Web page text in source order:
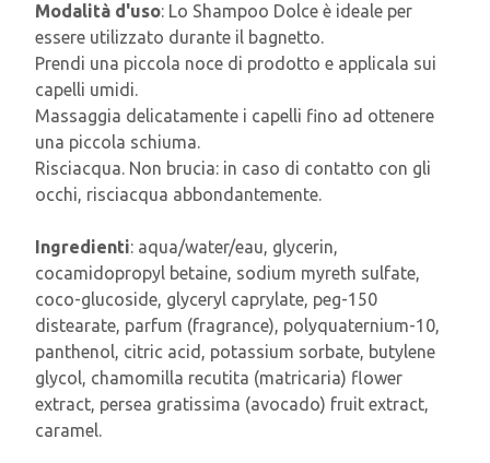
Modalità d'uso: Lo Shampoo Dolce è ideale per
essere utilizzato durante il bagnetto.
Prendi una piccola noce di prodotto e applicala sui
capelli umidi.
Massaggia delicatamente i capelli fino ad ottenere
una piccola schiuma.
Risciacqua. Non brucia: in caso di contatto con gli
occhi, risciacqua abbondantemente.
Ingredienti: aqua/water/eau, glycerin,
cocamidopropyl betaine, sodium myreth sulfate,
coco-glucoside, glyceryl caprylate, peg-150
distearate, parfum (fragrance), polyquaternium-10,
panthenol, citric acid, potassium sorbate, butylene
glycol, chamomilla recutita (matricaria) flower
extract, persea gratissima (avocado) fruit extract,
caramel.